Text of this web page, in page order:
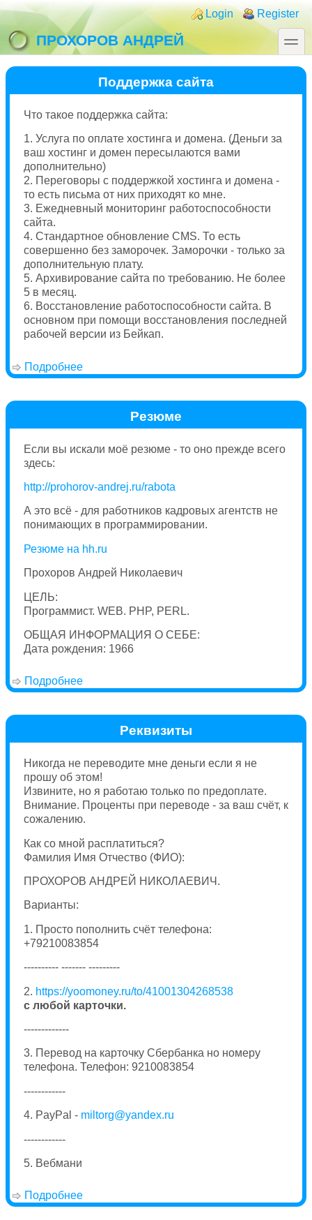
Перейти к основному содержанию
Skip to search
Login links
Login Register
ПРОХОРОВ АНДРЕЙ toggle
Поддержка сайта
Что такое поддержка сайта:
1. Услуга по оплате хостинга и домена. (Деньги за
ваш хостинг и домен пересылаются вами
дополнительно)
2. Переговоры с поддержкой хостинга и домена -
то есть письма от них приходят ко мне.
3. Ежедневный мониторинг работоспособности
сайта.
4. Стандартное обновление CMS. То есть
совершенно без заморочек. Заморочки - только за
дополнительную плату.
5. Архивирование сайта по требованию. Не более
5 в месяц.
6. Восстановление работоспособности сайта. В
основном при помощи восстановления последней
рабочей версии из Бейкап.
Подробнее
Резюме
Если вы искали моё резюме - то оно прежде всего
здесь:
http://prohorov-andrej.ru/rabota
А это всё - для работников кадровых агентств не
понимающих в программировании.
Резюме на hh.ru
Прохоров Андрей Николаевич
ЦЕЛЬ:
Программист. WEB. PHP, PERL.
ОБЩАЯ ИНФОРМАЦИЯ О СЕБЕ:
Дата рождения: 1966
Подробнее
Реквизиты
Никогда не переводите мне деньги если я не
прошу об этом!
Извините, но я работаю только по предоплате.
Внимание. Проценты при переводе - за ваш счёт, к
сожалению.
Как со мной расплатиться?
Фамилия Имя Отчество (ФИО):
ПРОХОРОВ АНДРЕЙ НИКОЛАЕВИЧ.
Варианты:
1. Просто пополнить счёт телефона:
+79210083854
---------- ------- ---------
2. https://yoomoney.ru/to/41001304268538
с любой карточки.
-------------
3. Перевод на карточку Сбербанка но номеру
телефона. Телефон: 9210083854
------------
4. PayPal - miltorg@yandex.ru
------------
5. Вебмани
Подробнее